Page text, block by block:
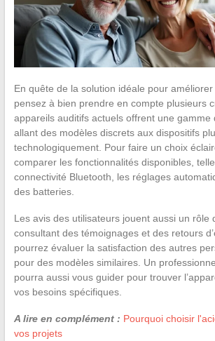
En quête de la solution idéale pour améliorer
pensez à bien prendre en compte plusieurs
appareils auditifs actuels offrent une gamme
allant des modèles discrets aux dispositifs
technologiquement. Pour faire un choix
comparer les fonctionnalités disponibles,
connectivité Bluetooth, les réglages
des batteries.
Les avis des utilisateurs jouent aussi un rôle
consultant des témoignages et des retours
pourrez évaluer la satisfaction des autres
pour des modèles similaires. Un
pourra aussi vous guider pour trouver
vos besoins spécifiques.
A lire en complément : Pourquoi choisir
vos projets